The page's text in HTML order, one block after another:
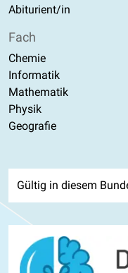
Abiturient/in
Fach
Chemie
Informatik
Mathematik
Physik
Geografie
Gültig in diesem